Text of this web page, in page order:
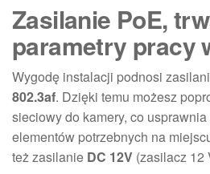
Zasilanie PoE,
parametry pracy
Wygodę instalacji podnosi
802.3af. Dzięki temu możesz
sieciowy do kamery, co
elementów potrzebnych na
też zasilanie DC 12V (zasilacz 12